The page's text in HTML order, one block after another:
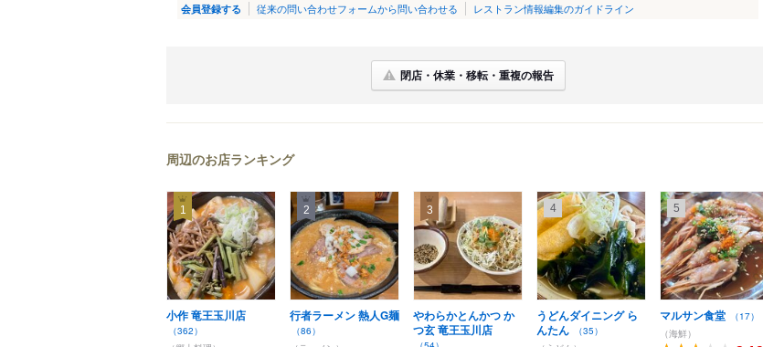
会員登録する 従来の問い合わせフォームから問い合わせる レストラン情報編集のガイドライン
閉店・休業・移転・重複の報告
周辺のお店ランキング
1
小作 竜王玉川店
（362）
2
行者ラーメン 熱人G麺
（86）
3
やわらかとんかつ か
つ玄 竜王玉川店
4
うどんダイニング ら
んたん
（35）
5
マルサン食堂
（17）
（海鮮）